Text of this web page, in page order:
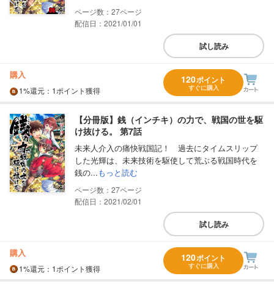
27
配信日：2021/01/01
試し読み
購入
1%還元 ：1ポイント獲得
120ポイント
すぐに購入
【分冊版】銭（インチキ）の力で、戦国の世を駆
け抜ける。 第7話
未来人介入の痛快戦国記！ 過去にタイムスリップ
した光輝は、未来技術を駆使して荒ぶる戦国時代を
銭の...もっと読む
27
配信日：2021/02/01
試し読み
購入
1%還元 ：1ポイント獲得
120ポイント
すぐに購入